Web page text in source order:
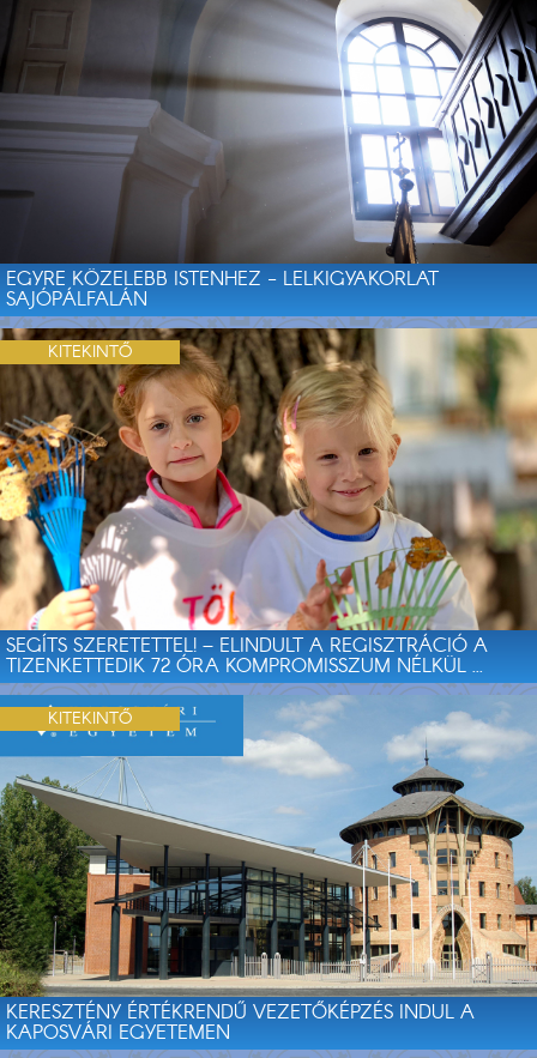
EGYRE KÖZELEBB ISTENHEZ - LELKIGYAKORLAT
SAJÓPÁLFALÁN
SEGÍTS SZERETETTEL! – ELINDULT A REGISZTRÁCIÓ A
TIZENKETTEDIK 72 ÓRA KOMPROMISSZUM NÉLKÜL ...
KITEKINTŐ
KERESZTÉNY ÉRTÉKRENDŰ VEZETŐKÉPZÉS INDUL A
KAPOSVÁRI EGYETEMEN
KITEKINTŐ